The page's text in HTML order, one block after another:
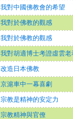
我對中國佛教會的希望
我對於佛教的觀感
我對於佛教的觀感
我對胡適博士考證虛雲
改造日本佛教
京滬車中一幕喜劇
宗教是精神的安定力
宗教精神與官僚